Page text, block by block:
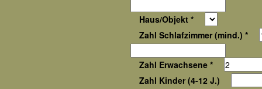
Haus/Objekt *
Zahl Schlafzimmer (mind.) *
Zahl Erwachsene *
Zahl Kinder (4-12 J.)